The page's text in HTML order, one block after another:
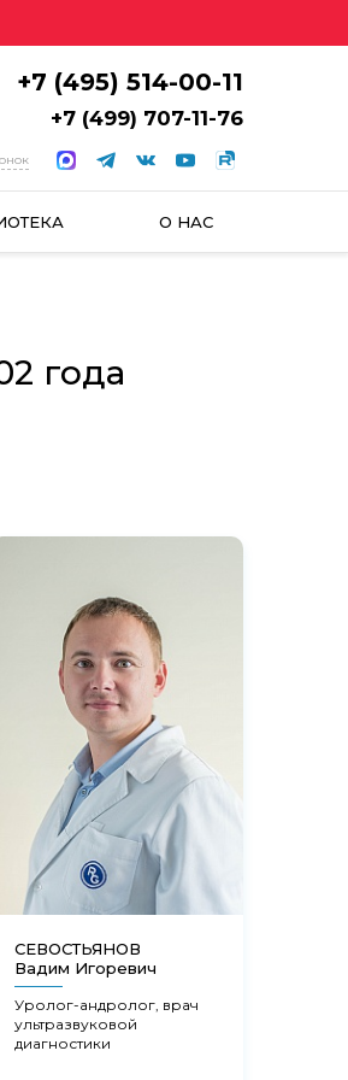
+7 (495) 514-00-11
+7 (499) 707-11-76
О НАС
года
СЕВОСТЬЯНОВ
Вадим Игоревич
Уролог-андролог, врач
ультразвуковой
диагностики